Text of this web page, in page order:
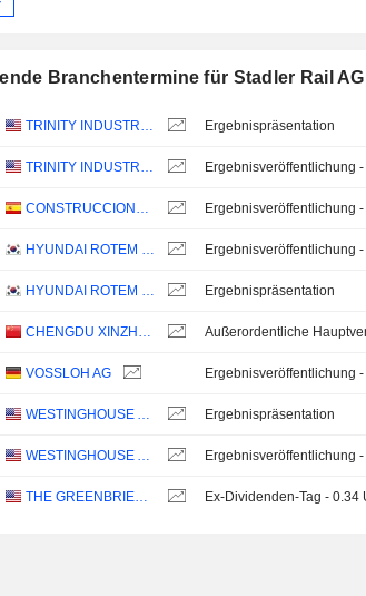
Branchentermine für Stadler Rail AG
Ergebnispräsentation
Ergebnispräsentation
VOSSLOH AG
Ergebnispräsentation
Ex-Dividenden-Tag - 0.34